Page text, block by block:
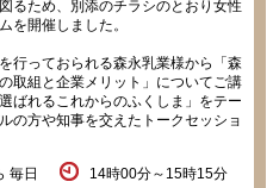
るため、別添のチラシのとおり女性
を開催しました。
行っておられる森永乳業様から「森
取組と企業メリット」についてご講
ばれるこれからのふくしま」をテー
の方や知事を交えたトークセッショ
毎日 14時00分～15時15分